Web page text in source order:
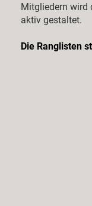
Mitgliedern wird
aktiv gestaltet.
Die Ranglisten